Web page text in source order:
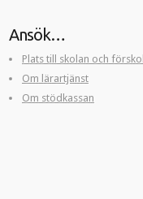
Ansök…
Plats till skolan och
Om lärartjänst
Om stödkassan